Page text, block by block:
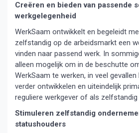
Creëren en bieden van passende
werkgelegenheid
WerkSaam ontwikkelt en begeleidt
zelfstandig op de arbeidsmarkt een
vinden naar passend werk. In
alleen mogelijk om in de beschutte
WerkSaam te werken, in veel
verder ontwikkelen en uiteindelijk
reguliere werkgever of als zelfstandig
Stimuleren zelfstandig
statushouders